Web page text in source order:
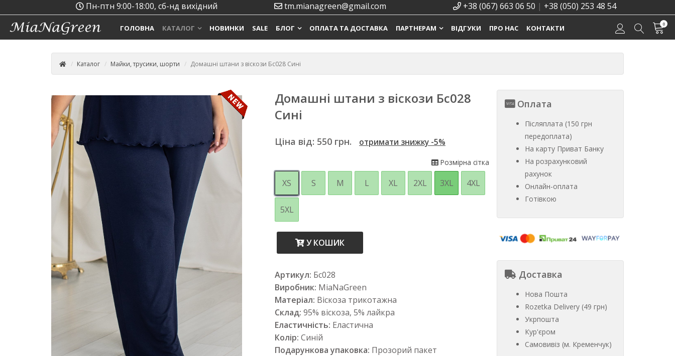
Пн-птн 9:00-18:00, сб-нд вихідний tm.mianagreen@gmail.com +38 (067) 663 06 50 | +38 (050) 253 48 54
0
ГОЛОВНА КАТАЛОГ НОВИНКИ SALE БЛОГ ОПЛАТА ТА ДОСТАВКА ПАРТНЕРАМ ВІДГУКИ ПРО НАС КОНТАКТИ
Каталог Майки, трусики, шорти Домашні штани з віскози Бс028 Сині
Домашні штани з віскози Бс028
Сині
Ціна від: 550 грн. отримати знижку -5%
Розмірна сітка
XS S M L XL 2XL 3XL 4XL
5XL
У КОШИК
Артикул: Бс028
Виробник: MiaNaGreen
Матеріал: Віскоза трикотажна
Склад: 95% віскоза, 5% лайкра
Еластичність: Еластична
Колір: Синій
Подарункова упаковка: Прозорий пакет
Оплата
Післяплата (150 грн
передоплата)
На карту Приват Банку
На розрахунковий
рахунок
Онлайн-оплата
Готівкою
Доставка
Нова Пошта
Rozetka Delivery (49 грн)
Укрпошта
Кур'єром
Самовивіз (м. Кременчук)